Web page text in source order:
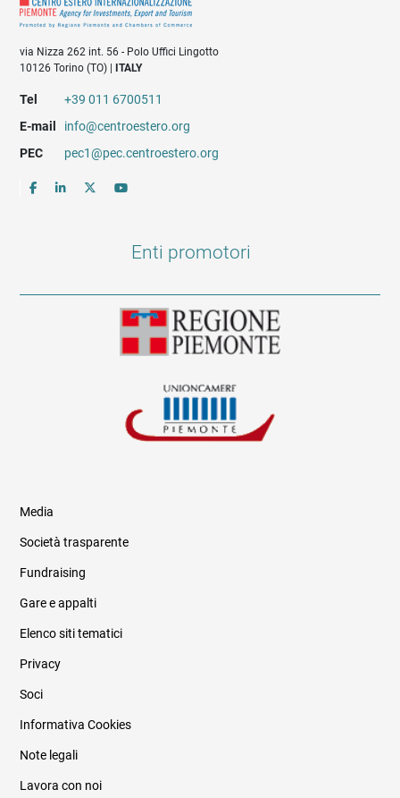
via Nizza 262 int. 56 - Polo Uffici Lingotto
10126 Torino (TO) |
ITALY
Tel
+39 011 6700511
E-mail
info@centroestero.org
PEC
pec1@pec.centroestero.org
Enti promotori
Informazioni legali e trasparenza
Media
Società trasparente
Fundraising
Gare e appalti
Elenco siti tematici
Privacy
Soci
Informativa Cookies
Note legali
Lavora con noi